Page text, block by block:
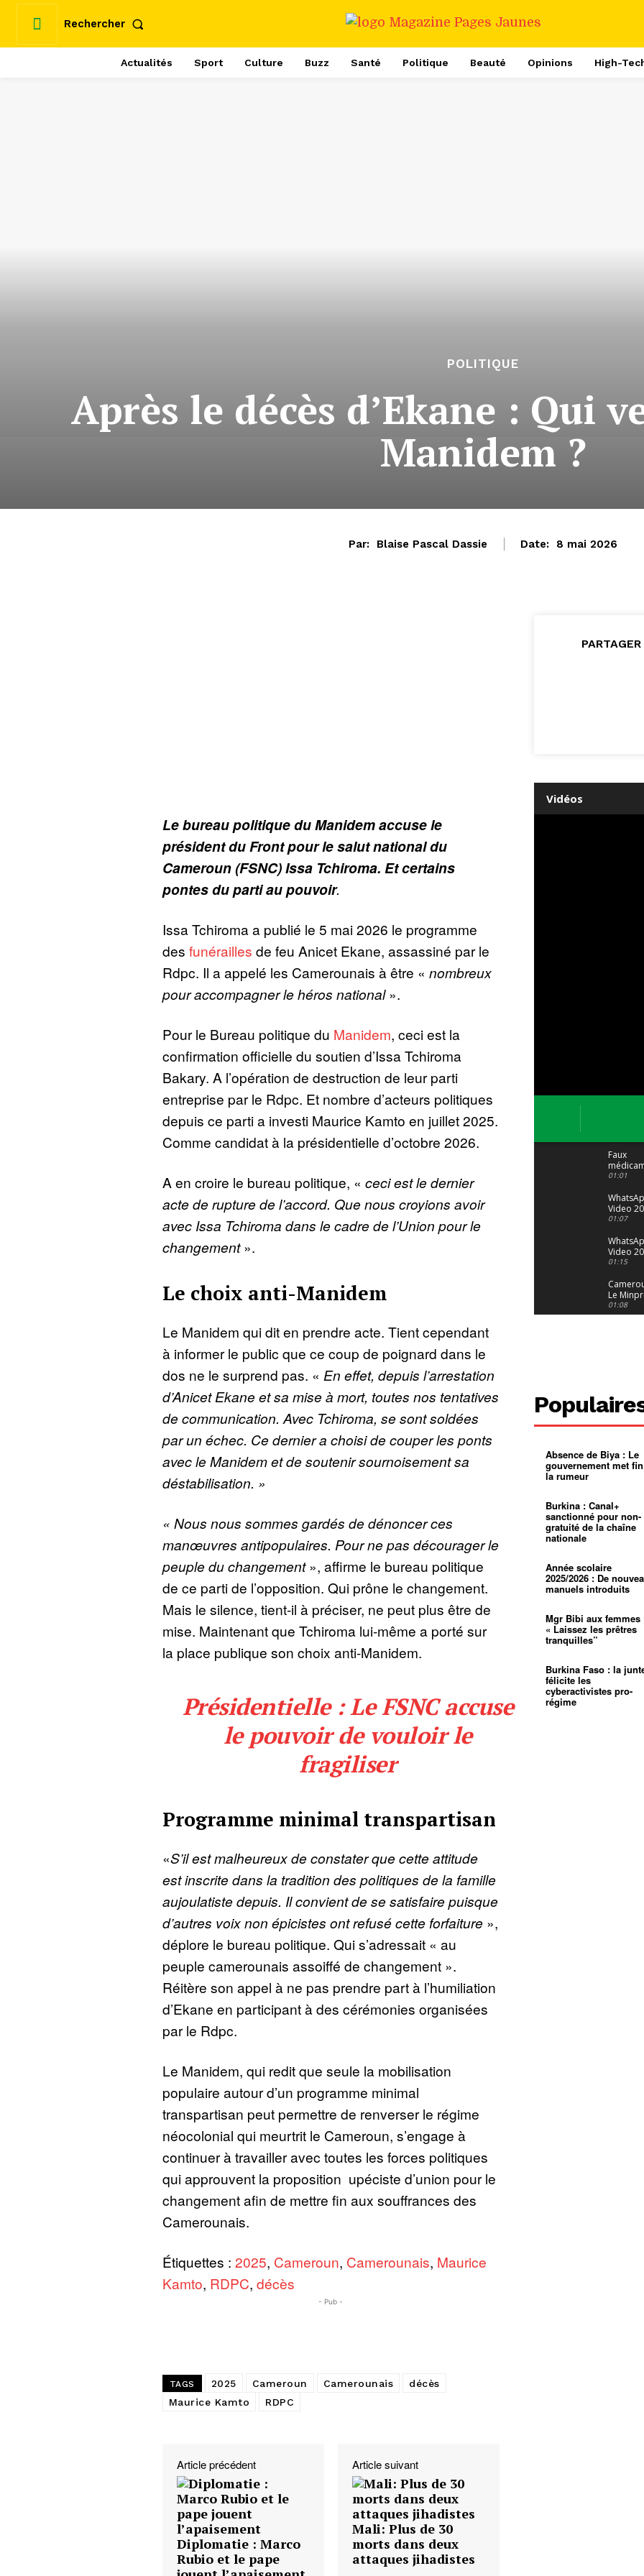
Rechercher
Actualités Sport Culture Buzz Santé Politique Beauté Opinions High-
POLITIQUE
Après le décès d’Ekane : Qui
Manidem ?
Par: Blaise Pascal Dassie Date: 8 mai 2026
Le bureau politique du Manidem accuse le
président du Front pour le salut national du
Cameroun (FSNC) Issa Tchiroma. Et certains
pontes du parti au pouvoir.
Issa Tchiroma a publié le 5 mai 2026 le programme
des funérailles de feu Anicet Ekane, assassiné par le
Rdpc. Il a appelé les Camerounais à être « nombreux
pour accompagner le héros national».
Pour le Bureau politique du Manidem, ceci est la
confirmation officielle du soutien d’Issa Tchiroma
Bakary. A l’opération de destruction de leur parti
entreprise par le Rdpc. Et nombre d’acteurs politiques
depuis ce parti a investi Maurice Kamto en juillet 2025.
Comme candidat à la présidentielle d’octobre 2026.
A en croire le bureau politique, « ceci est le dernier
acte de rupture de l’accord. Que nous croyions avoir
avec Issa Tchiroma dans le cadre de l’Union pour le
changement».
Le choix anti-Manidem
Le Manidem qui dit en prendre acte. Tient cependant
à informer le public que ce coup de poignard dans le
dos ne le surprend pas. « En effet, depuis l’arrestation
d’Anicet Ekane et sa mise à mort, toutes nos tentatives
de communication. Avec Tchiroma, se sont soldées
par un échec. Ce dernier a choisi de couper les ponts
avec le Manidem et de soutenir sournoisement sa
déstabilisation. »
« Nous nous sommes gardés de dénoncer ces
manœuvres antipopulaires. Pour ne pas décourager le
peuple du changement», affirme le bureau politique
de ce parti de l’opposition. Qui prône le changement.
Mais le silence, tient-il à préciser, ne peut plus être de
mise. Maintenant que Tchiroma lui-même a porté sur
la place publique son choix anti-Manidem.
Présidentielle : Le FSNC accuse
le pouvoir de vouloir le
fragiliser
Programme minimal transpartisan
«S’il est malheureux de constater que cette attitude
est inscrite dans la tradition des politiques de la famille
aujoulatiste depuis. Il convient de se satisfaire puisque
d’autres voix non épicistes ont refusé cette forfaiture»,
déplore le bureau politique. Qui s’adressait « au
peuple camerounais assoiffé de changement ».
Réitère son appel à ne pas prendre part à l’humiliation
d’Ekane en participant à des cérémonies organisées
par le Rdpc.
Le Manidem, qui redit que seule la mobilisation
populaire autour d’un programme minimal
transpartisan peut permettre de renverser le régime
néocolonial qui meurtrit le Cameroun, s’engage à
continuer à travailler avec toutes les forces politiques
qui approuvent la proposition upéciste d’union pour le
changement afin de mettre fin aux souffrances des
Camerounais.
Étiquettes : 2025, Cameroun, Camerounais, Maurice
Kamto, RDPC, décès
- Pub -
TAGS 2025 Cameroun Camerounais
décès
Maurice Kamto
RDPC
Article précédent
Diplomatie : Marco
Rubio et le pape
Article suivant
Mali: Plus de 30
morts dans deux
attaques jihadistes
PARTAGER
Vidéos
Faux
: Le trafic
malgré
01:01
Video
04 at 15
01:07
Video
29 at 12
01:15
Le
alerte
dérives
01:08
grandes
pluies
Échec au
Le père
pasteur
L’État
d’or
Croyance
religieuse
Entre
bricolage
mentale
01:12
mettra-t-
au
Absence de Biya : Le
gouvernement met
la rumeur
Burkina : Canal+
sanctionné pour non-
gratuité de la chaîne
nationale
Année scolaire
2025/2026 : De
manuels introduits
Mgr Bibi aux femmes
« Laissez les prêtres
tranquilles”
Burkina Faso : la
félicite les
cyberactivistes pro-
régime